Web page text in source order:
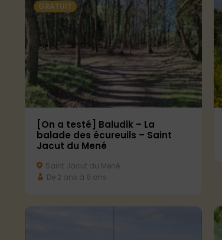
[On a testé] Baludik – La
balade des écureuils – Saint
Jacut du Mené
Saint Jacut du Mené
De 2 ans à 8 ans
GRATUIT